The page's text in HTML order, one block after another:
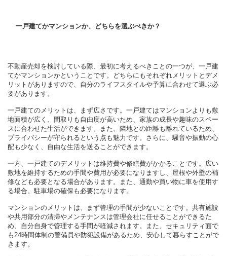
一戸建てかマンションか、どちらを選ぶべきか？
不動産売却を検討している際、最初に考えるべきことの一つが、一戸建
てかマンションかということです。どちらにもそれぞれメリットとデメ
リットがありますので、自分のライフスタイルや予算に合わせて選ぶ必
要があります。
一戸建てのメリットは、まず広さです。一戸建てはマンションよりも敷
地面積が広く、間取りも自由度が高いため、家族の成長や趣味のスペー
スに合わせた生活ができます。また、隣地との距離も離れているため、
プライバシーが守られるという点も魅力です。さらに、騒音や振動の心
配も少なく、自由な生活を送ることができます。
一方、一戸建てのデメリットは維持費や修繕費がかかることです。広い
敷地を維持するための手間や費用が必要になりますし、屋根や外壁の補
修なども必要となる場合があります。また、通勤や買い物に車を使用す
る場合、駐車場の確保も必要になります。
マンションのメリットは、まず管理の手間が少ないことです。共有施設
や共用部分の清掃やメンテナンスは管理会社に任せることができるた
め、自分自身で管理する手間が軽減されます。また、セキュリティ面で
も24時間体制の警備員や防犯設備があるため、安心して暮らすことがで
きます。